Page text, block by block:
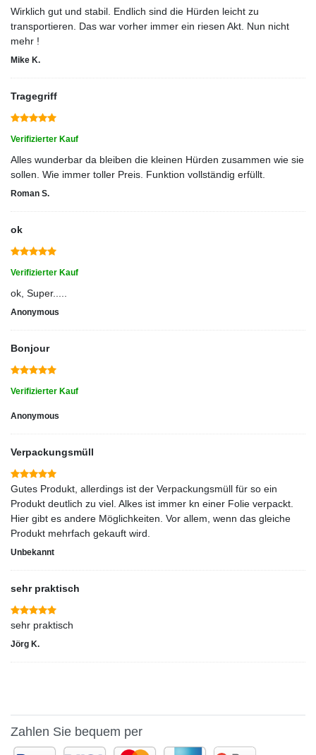
Wirklich gut und stabil. Endlich sind die Hürden leicht zu
transportieren. Das war vorher immer ein riesen Akt. Nun nicht
mehr !
Mike K.
Tragegriff
Verifizierter Kauf
Alles wunderbar da bleiben die kleinen Hürden zusammen wie sie
sollen. Wie immer toller Preis. Funktion vollständig erfüllt.
Roman S.
ok
Verifizierter Kauf
ok, Super.....
Anonymous
Bonjour
Verifizierter Kauf
Anonymous
Verpackungsmüll
Gutes Produkt, allerdings ist der Verpackungsmüll für so ein
Produkt deutlich zu viel. Alkes ist immer kn einer Folie verpackt.
Hier gibt es andere Möglichkeiten. Vor allem, wenn das gleiche
Produkt mehrfach gekauft wird.
Unbekannt
sehr praktisch
sehr praktisch
Jörg K.
Zahlen Sie bequem per